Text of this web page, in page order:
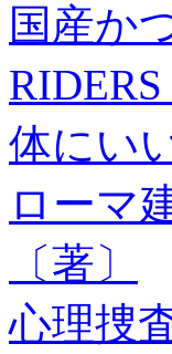
国産か
体にい
ローマ
〔著〕
心理捜